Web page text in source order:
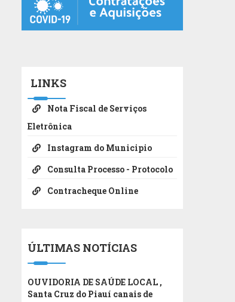
LINKS
Nota Fiscal de Serviços
Eletrônica
Instagram do Municipio
Consulta Processo - Protocolo
Contracheque Online
ÚLTIMAS NOTÍCIAS
OUVIDORIA DE SAÚDE LOCAL ,
Santa Cruz do Piauí canais de